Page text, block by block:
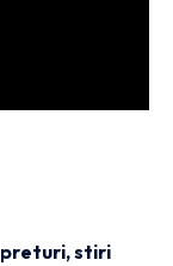
preturi,stiri